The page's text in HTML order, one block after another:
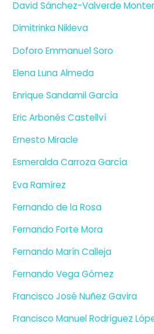
David Sánchez-Valverde
Dimitrinka Nikleva
Doforo Emmanuel Soro
Elena Luna Almeda
Enrique Sandamil García
Eric Arbonés Castellví
Ernesto Miracle
Esmeralda Carroza García
Eva Ramírez
Fernando de la Rosa
Fernando Forte Mora
Fernando Marín Calleja
Fernando Vega Gómez
Francisco José Nuñez Gavira
Francisco Manuel Rodríguez